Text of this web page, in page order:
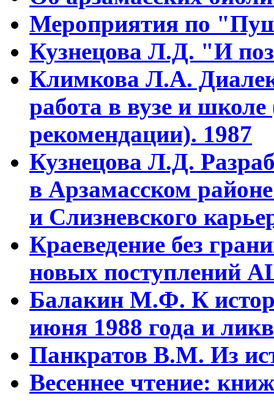
Мероприятия по
Кузнецова Л.Д. "И
Климкова Л.А.
работа в вузе и
рекомендации). 1987
Кузнецова Л.Д.
в Арзамасском
и Слизневского
Краеведение без
новых поступлений
Балакин М.Ф. К
июня 1988 года и
Панкратов В.М. Из
Весеннее чтение: